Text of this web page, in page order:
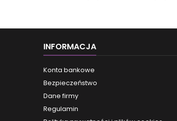
INFORMACJA
Konta bankowe
Bezpieczeństwo
Dane firmy
Regulamin